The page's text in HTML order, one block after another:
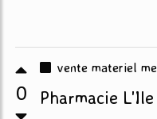
0
vente materiel
Pharmacie